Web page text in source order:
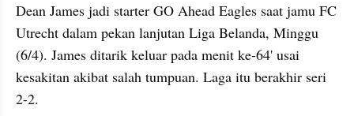
Dean James jadi starter GO Ahead Eagles saat jamu FC
Utrecht dalam pekan lanjutan Liga Belanda, Minggu
(6/4). James ditarik keluar pada menit ke-64' usai
kesakitan akibat salah tumpuan. Laga itu berakhir seri
2-2.